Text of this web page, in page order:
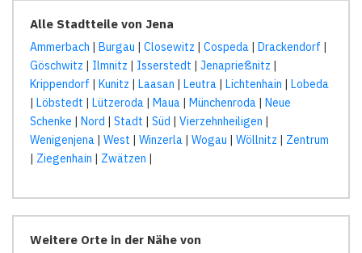
Alle Stadtteile von Jena
Ammerbach | Burgau | Closewitz | Cospeda | Drackendorf |
Göschwitz | Ilmnitz | Isserstedt | Jenaprießnitz |
Krippendorf | Kunitz | Laasan | Leutra | Lichtenhain | Lobeda
| Löbstedt | Lützeroda | Maua | Münchenroda | Neue
Schenke | Nord | Stadt | Süd | Vierzehnheiligen |
Wenigenjena | West | Winzerla | Wogau | Wöllnitz | Zentrum
| Ziegenhain | Zwätzen |
Weitere Orte in der Nähe von